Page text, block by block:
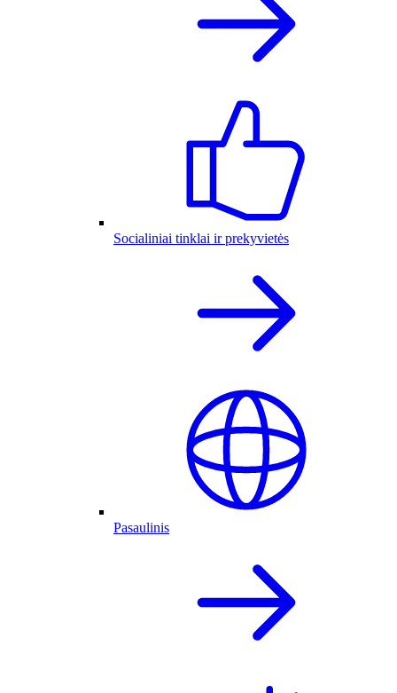
Socialiniai tinklai ir prekyvietės
Pasaulinis